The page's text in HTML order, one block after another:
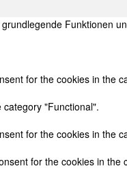
Funktionen
for the cookies in the
"Functional".
for the cookies in the
for the cookies in the